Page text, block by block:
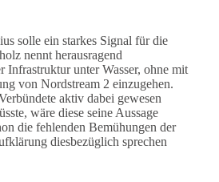
solle ein starkes Signal für die
nennt herausragend
Infrastruktur unter Wasser, ohne mit
von Nordstream 2 einzugehen.
aktiv dabei gewesen
wäre diese seine Aussage
die fehlenden Bemühungen der
diesbezüglich sprechen